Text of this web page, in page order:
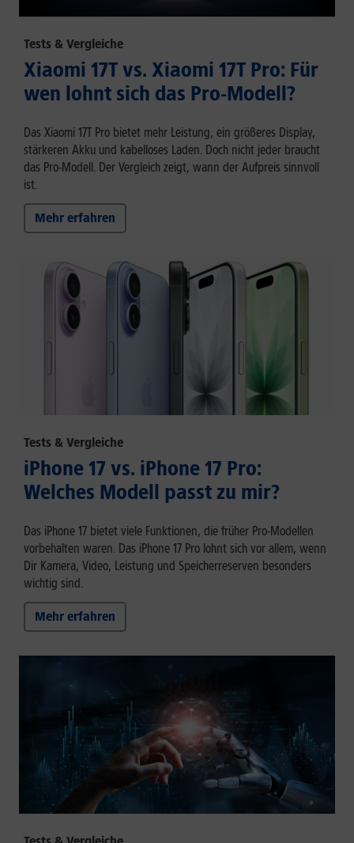
Tests & Vergleiche
Xiaomi 17T vs. Xiaomi 17T Pro: Für
wen lohnt sich das Pro-Modell?
Das Xiaomi 17T Pro bietet mehr Leistung, ein größeres Display,
stärkeren Akku und kabelloses Laden. Doch nicht jeder braucht
das Pro-Modell. Der Vergleich zeigt, wann der Aufpreis sinnvoll
ist.
Mehr erfahren
Tests & Vergleiche
iPhone 17 vs. iPhone 17 Pro:
Welches Modell passt zu mir?
Das iPhone 17 bietet viele Funktionen, die früher Pro-Modellen
vorbehalten waren. Das iPhone 17 Pro lohnt sich vor allem, wenn
Dir Kamera, Video, Leistung und Speicherreserven besonders
wichtig sind.
Mehr erfahren